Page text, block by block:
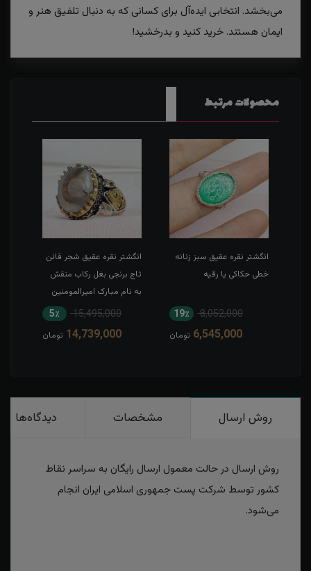
می‌بخشد. انتخابی ایده‌آل برای کسانی که به دنبال تلفیق هنر و
ایمان هستند. خرید کنید و بدرخشید!
محصولات مرتبط
انگشتر نقره عقیق سبز زنانه
خطی حکاکی یا رقیه
8,052,000 19٪
6,545,000 تومان
انگشتر نقره عقیق شجر قائن
تاج برنجی بغل رکاب منقش
به نام مبارک امیرالمومنین
15,495,000 5٪
14,739,000 تومان
روش ارسال مشخصات دیدگاه‌ها
روش ارسال در حالت معمول ارسال رایگان به سراسر نقاط
کشور توسط شرکت پست جمهوری اسلامی ایران انجام
می‌شود.